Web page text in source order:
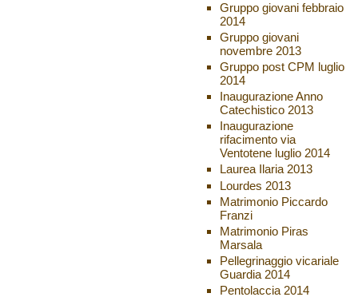
Gruppo giovani febbraio
2014
Gruppo giovani
novembre 2013
Gruppo post CPM luglio
2014
Inaugurazione Anno
Catechistico 2013
Inaugurazione
rifacimento via
Ventotene luglio 2014
Laurea Ilaria 2013
Lourdes 2013
Matrimonio Piccardo
Franzi
Matrimonio Piras
Marsala
Pellegrinaggio vicariale
Guardia 2014
Pentolaccia 2014